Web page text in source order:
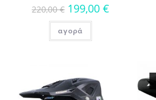
220,00€ 199,00€
αγορά